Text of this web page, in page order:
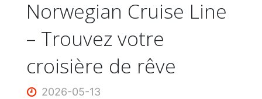
Norwegian Cruise Line
– Trouvez votre
croisière de rêve
2026-05-13